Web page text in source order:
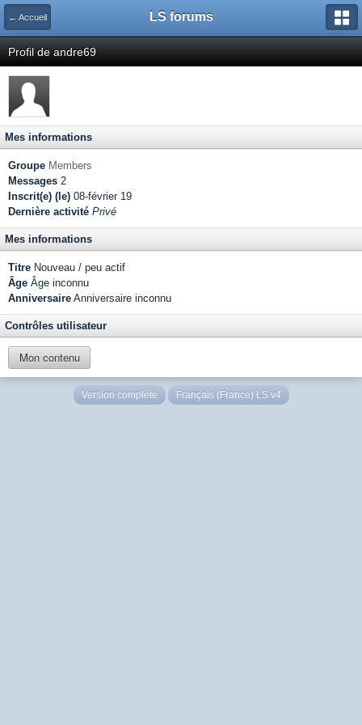
← Accueil LS forums
Profil de andre69
Mes informations
Groupe Members
Messages 2
Inscrit(e) (le) 08-février 19
Dernière activité Privé
Mes informations
Titre Nouveau / peu actif
Âge Âge inconnu
Anniversaire Anniversaire inconnu
Contrôles utilisateur
Mon contenu
Version complète Français (France) LS v4